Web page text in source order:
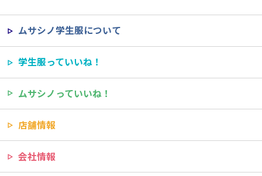
ムサシノ学生服について
学生服っていいね！
ムサシノっていいね！
店舗情報
会社情報